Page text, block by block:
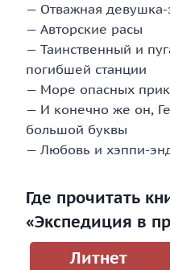
— Отважная девушка-
— Авторские расы
— Таинственный и
погибшей станции
— Море опасных
— И конечно же он,
большой буквы
— Любовь и хэппи-
Где прочитать
«Экспедиция в
Литнет